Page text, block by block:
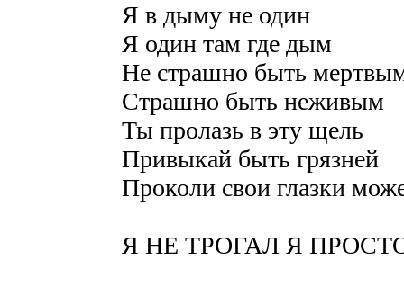
Я в дыму не один
Я один там где дым
Не страшно быть
Страшно быть неживым
Ты пролазь в эту щель
Привыкай быть грязней
Проколи свои глазки
Я НЕ ТРОГАЛ Я